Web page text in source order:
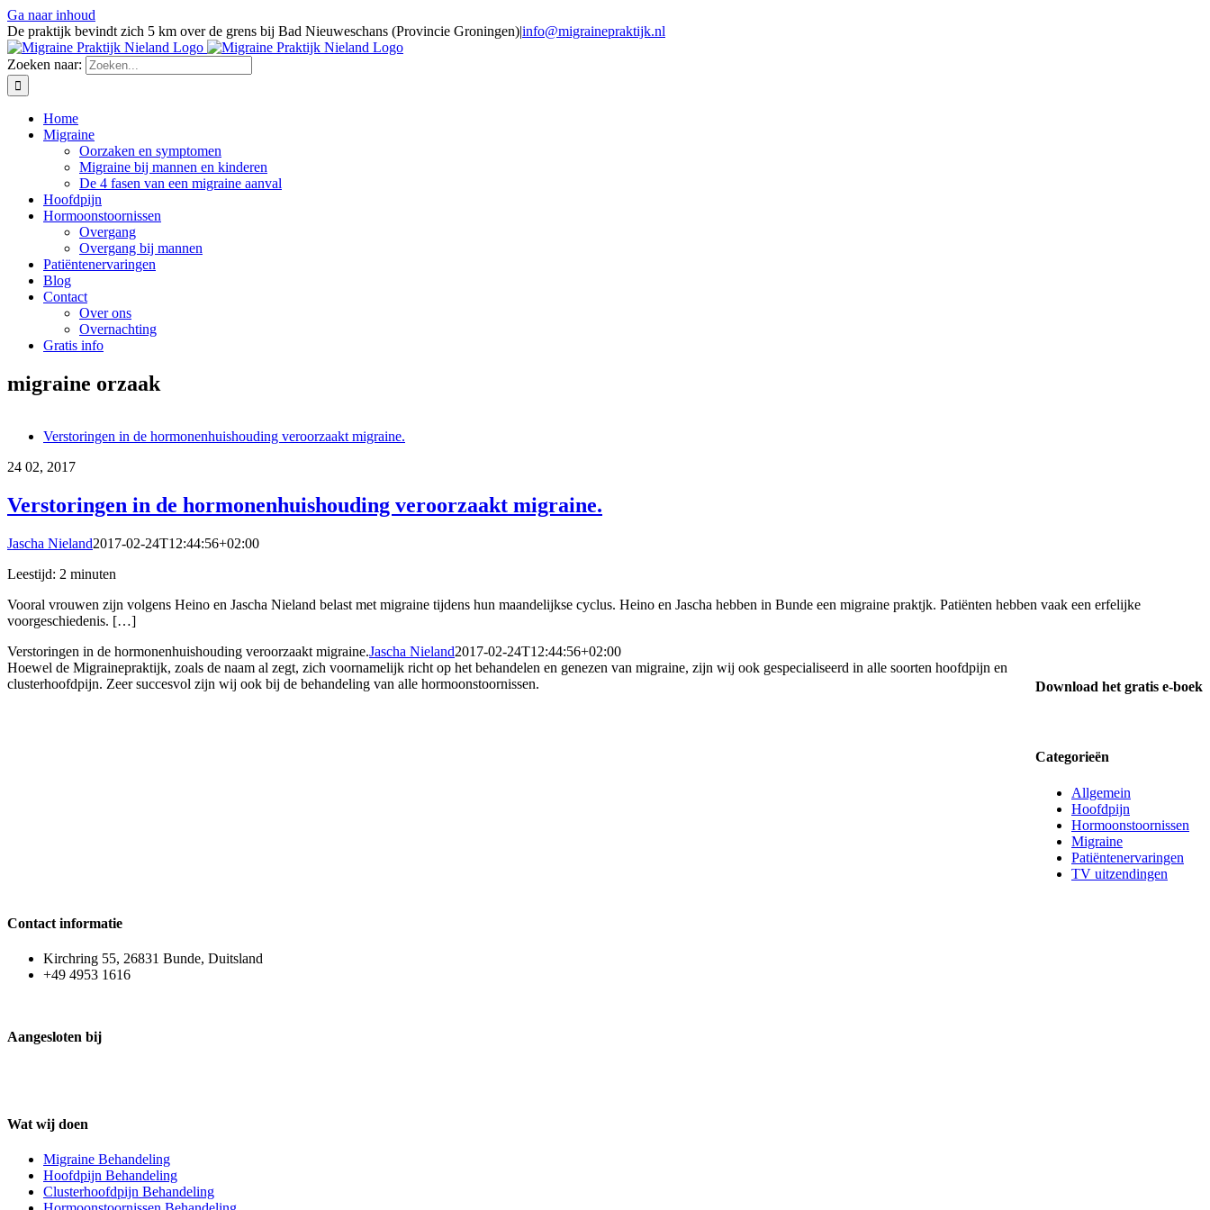
Ga naar inhoud
De praktijk bevindt zich 5 km over de grens bij Bad Nieuweschans (Provincie Groningen)|info@migrainepraktijk.nl
Zoeken naar:
Home
Migraine
Oorzaken en symptomen
Migraine bij mannen en kinderen
De 4 fasen van een migraine aanval
Hoofdpijn
Hormoonstoornissen
Overgang
Overgang bij mannen
Patiëntenervaringen
Blog
Contact
Over ons
Overnachting
Gratis info
migraine orzaak
Verstoringen in de hormonenhuishouding veroorzaakt migraine.
24 02, 2017
Verstoringen in de hormonenhuishouding veroorzaakt migraine.
Jascha Nieland2017-02-24T12:44:56+02:00
Leestijd: 2 minuten
Vooral vrouwen zijn volgens Heino en Jascha Nieland belast met migraine tijdens hun maandelijkse cyclus. Heino en Jascha hebben in Bunde een migraine praktjk. Patiënten hebben vaak een erfelijke
voorgeschiedenis. […]
Verstoringen in de hormonenhuishouding veroorzaakt migraine.Jascha Nieland2017-02-24T12:44:56+02:00
Download het gratis e-boek
Categorieën
Allgemein
Hoofdpijn
Hormoonstoornissen
Migraine
Patiëntenervaringen
TV uitzendingen
Hoewel de Migrainepraktijk, zoals de naam al zegt, zich voornamelijk richt op het behandelen en genezen van migraine, zijn wij ook gespecialiseerd in alle soorten hoofdpijn en
clusterhoofdpijn. Zeer succesvol zijn wij ook bij de behandeling van alle hormoonstoornissen.
Contact informatie
Kirchring 55, 26831 Bunde, Duitsland
+49 4953 1616
Aangesloten bij
Wat wij doen
Migraine Behandeling
Hoofdpijn Behandeling
Clusterhoofdpijn Behandeling